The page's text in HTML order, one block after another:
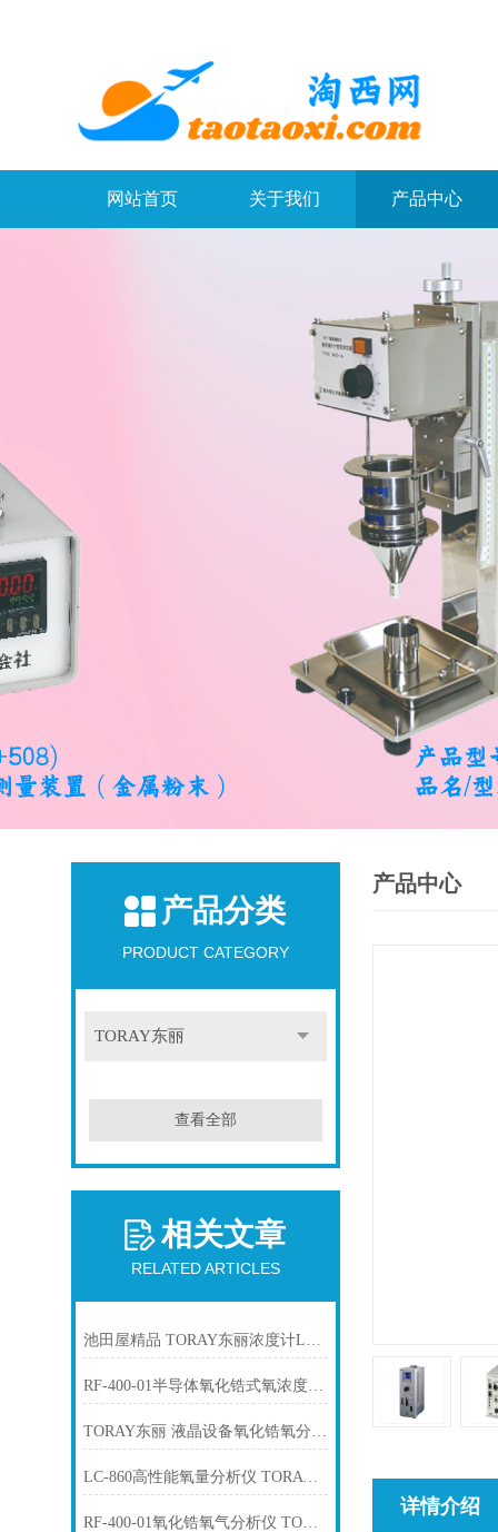
网站首页 关于我们 产品中心
产品分类
PRODUCT CATEGORY
TORAY东丽
查看全部
相关文章
RELATED ARTICLES
池田屋精品 TORAY东丽浓度计LC-750L产品介绍技术参数
RF-400-01半导体氧化锆式氧浓度计TORAY东丽
TORAY东丽 液晶设备氧化锆氧分析仪 LC-450D
LC-860高性能氧量分析仪 TORAY东丽
RF-400-01氧化锆氧气分析仪 TORAY东丽
产品中心
详情介绍